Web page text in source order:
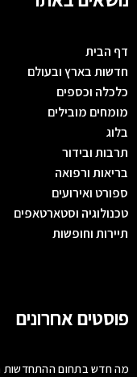
דף הבית
חדשות בארץ ובעולם
כלכלה וכספים
מומחים מובילים
בלוג
תרבות ובידור
בריאות ורפואה
ספורט ואירועים
טכנולוגיה וסטארטאפים
תיירות וחופשות
פוסטים אחרונים
מה חדש בתחום ההתחדשות